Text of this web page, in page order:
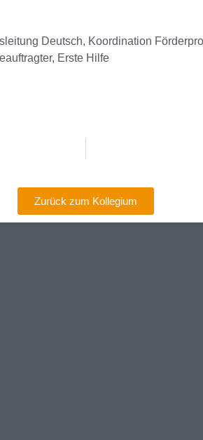
Deutsch, Koordination
Erste Hilfe
Zurück zum Kollegium